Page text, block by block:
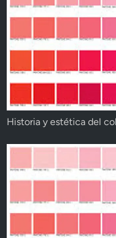
Historia y estética del